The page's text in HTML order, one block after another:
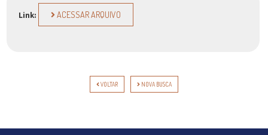
Link: ACESSAR ARQUIVO
VOLTAR NOVA BUSCA